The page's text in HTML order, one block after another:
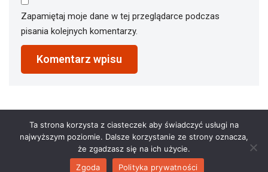
Zapamiętaj moje dane w tej przeglądarce podczas
pisania kolejnych komentarzy.
Ta strona korzysta z ciasteczek aby świadczyć usługi na
najwyższym poziomie. Dalsze korzystanie ze strony oznacza,
że zgadzasz się na ich użycie.
Zgoda
Polityka prywatności